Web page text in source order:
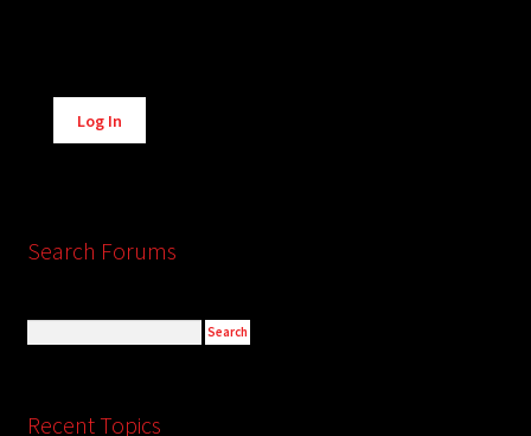
Alternative:
Log In
Search Forums
Recent Topics